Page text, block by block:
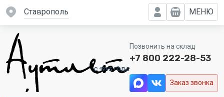
Ставрополь МЕНЮ
C 1995 ГОДА
Позвонить на склад
+7 800 222-28-53
Заказ звонка